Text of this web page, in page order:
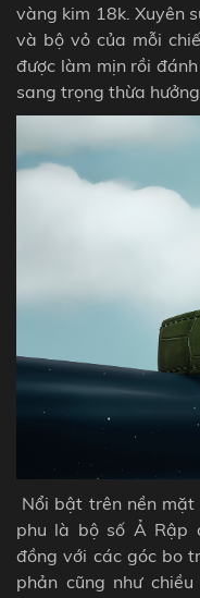
vàng kim 18k. Xuyên
và bộ vỏ của mỗi
được làm mịn rồi
sang trọng thừa
Nổi bật trên nền mặt
phu là bộ số Ả Rập
đồng với các góc bo
phản cũng như